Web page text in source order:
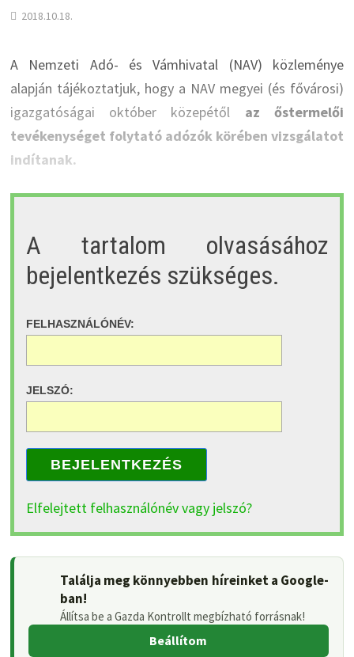
2018.10.18.
A Nemzeti Adó- és Vámhivatal (NAV) közleménye
alapján tájékoztatjuk, hogy a NAV megyei (és fővárosi)
igazgatóságai október közepétől az őstermelői
tevékenységet folytató adózók körében vizsgálatot
indítanak.
A tartalom olvasásához
bejelentkezés szükséges.
FELHASZNÁLÓNÉV:
JELSZÓ:
BEJELENTKEZÉS
Elfelejtett felhasználónév vagy jelszó?
Találja meg könnyebben híreinket a Google-
ban!
Állítsa be a Gazda Kontrollt megbízható forrásnak!
Beállítom